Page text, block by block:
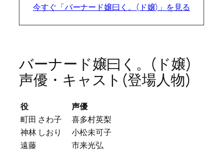
今すぐ「バーナード嬢曰く。(ド嬢)」を見る
バーナード嬢曰く。(ド嬢)
声優・キャスト(登場人物)
役
声優
町田 さわ子
喜多村英梨
神林 しおり
小松未可子
遠藤
市来光弘